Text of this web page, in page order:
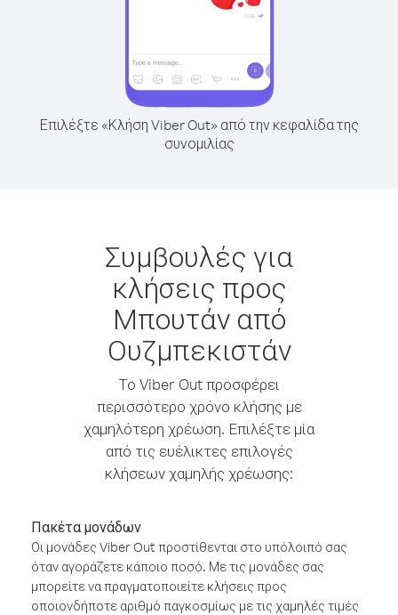
Επιλέξτε «Κλήση Viber Out» από την κεφαλίδα της
συνομιλίας
Συμβουλές για
κλήσεις προς
Μπουτάν από
Ουζμπεκιστάν
Το Viber Out προσφέρει
περισσότερο χρόνο κλήσης με
χαμηλότερη χρέωση. Επιλέξτε μία
από τις ευέλικτες επιλογές
κλήσεων χαμηλής χρέωσης:
Πακέτα μονάδων
Οι μονάδες Viber Out προστίθενται στο υπόλοιπό σας
όταν αγοράζετε κάποιο ποσό. Με τις μονάδες σας
μπορείτε να πραγματοποιείτε κλήσεις προς
οποιονδήποτε αριθμό παγκοσμίως με τις χαμηλές τιμές